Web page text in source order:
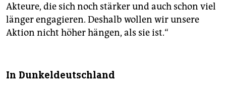
Akteure, die sich noch stärker und auch schon viel
länger engagieren. Deshalb wollen wir unsere
Aktion nicht höher hängen, als sie ist.“
In Dunkeldeutschland